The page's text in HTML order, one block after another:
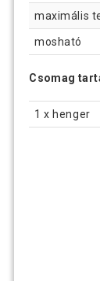
maximális
mosható
Csomag
1 x henger